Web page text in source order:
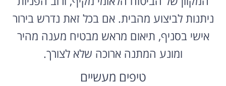
ניתנות לביצוע מהבית. אם בכל זאת נדרש בירור
אישי בסניף, תיאום מראש מבטיח מענה מהיר
ומונע המתנה ארוכה שלא לצורך.
טיפים מעשיים